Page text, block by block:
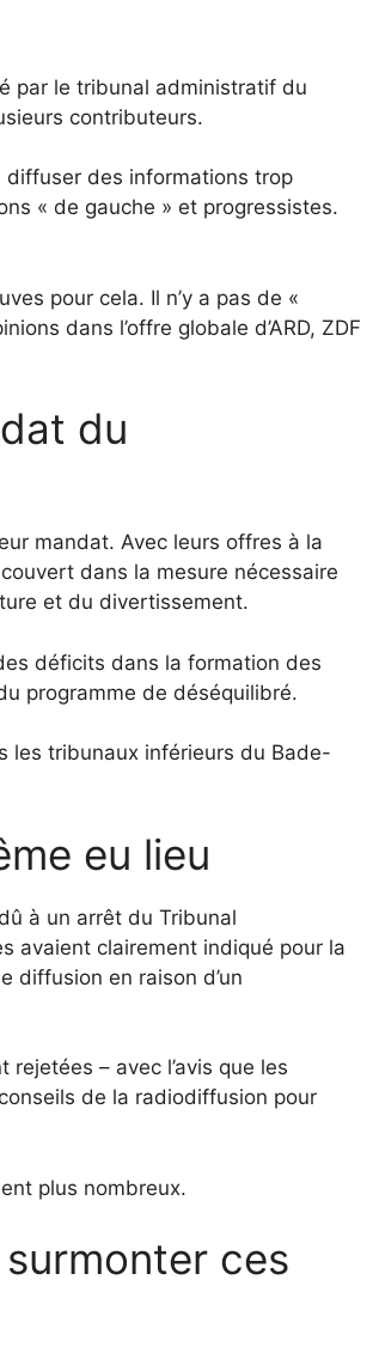
par le tribunal administratif du
contributeurs.
diffuser des informations trop
« de gauche » et progressistes.
pour cela. Il n’y a pas de «
dans l’offre globale d’ARD, ZDF
du
mandat. Avec leurs offres à la
dans la mesure nécessaire
et du divertissement.
déficits dans la formation des
programme de déséquilibré.
les tribunaux inférieurs du Bade-
eu lieu
à un arrêt du Tribunal
avaient clairement indiqué pour la
diffusion en raison d’un
– avec l’avis que les
de la radiodiffusion pour
plus nombreux.
ces